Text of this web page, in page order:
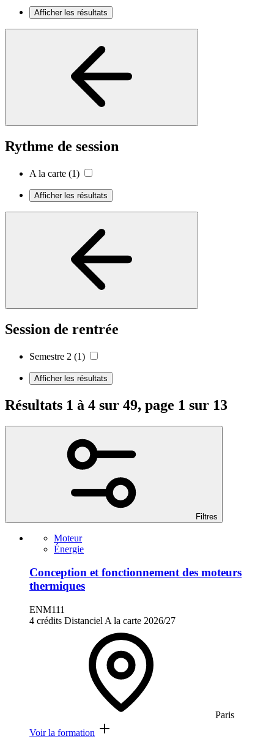
Afficher les résultats
Rythme de session
A la carte (1)
Afficher les résultats
Session de rentrée
Semestre 2 (1)
Afficher les résultats
Résultats 1 à 4 sur 49, page 1 sur 13
Filtres
Moteur
Énergie
Conception et fonctionnement des moteurs
thermiques
ENM111
4 crédits Distanciel A la carte 2026/27
Paris
Voir la formation